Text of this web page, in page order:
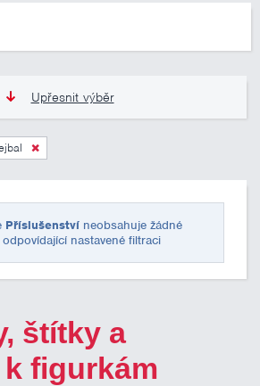
Upřesnit výběr
Příslušenství neobsahuje žádné
nastavené filtraci
štítky a
figurkám